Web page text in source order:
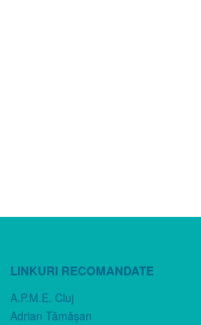
LINKURI RECOMANDATE
A.P.M.E. Cluj
Adrian Tămăşan